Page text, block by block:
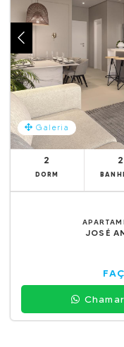
Galeria
2
DORM
2
JOSÉ